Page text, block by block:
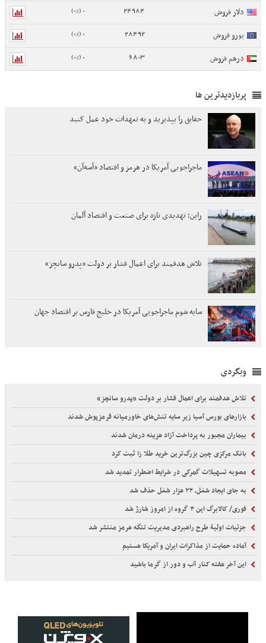
دلار فروش 24984
0 (0%)
یورو فروش 28492
0 (0%)
درهم فروش 6803
0 (0%)
پربازدیدترین ها
حقایق را بپذیرید و به تعهدات خود عمل کنید
ماجراجویی آمریکا در هرمز و اقتصاد «آسه‌آن»
راین؛ تهدیدی تازه برای صنعت و اقتصاد آلمان
تلاش هدفمند برای اعمال فشار بر دولت «پدرو سانچز»
سایه شوم ماجراجویی آمریکا در خلیج فارس بر اقتصاد جهان
وبگردی
تلاش هدفمند برای اعمال فشار بر دولت «پدرو سانچز»
بازارهای بورس آسیا زیر سایه تنش‌های خاورمیانه قرمزپوش شدند
بیماران مجبور به پرداخت آزاد هزینه درمان شدند
بانک مرکزی چین بزرگ‌ترین خرید طلا زا ثبت کرد
مصوبه تسهیلات گمرکی در شرایط اضطرار تمدید شد
به جای ایجاد شغل، ۲۳ هزار شغل حذف شد
فوری/ کالابرگ این ۳ گروه از امروز شارژ شد
جزئیات اولیۀ طرح راهبردی مدیریت تنگه هرمز منتشر شد
آماده حمایت از مذاکرات ایران و آمریکا هستیم
این آخر هفته کنار آب و دور از گرما باشید